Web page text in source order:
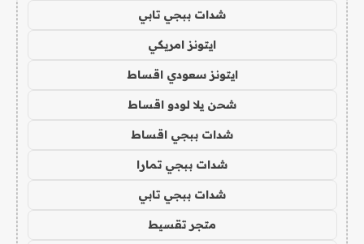
شدات ببجي تابي
ايتونز امريكي
ايتونز سعودي اقساط
شحن يلا لودو اقساط
شدات ببجي اقساط
شدات ببجي تمارا
شدات ببجي تابي
متجر تقسيط